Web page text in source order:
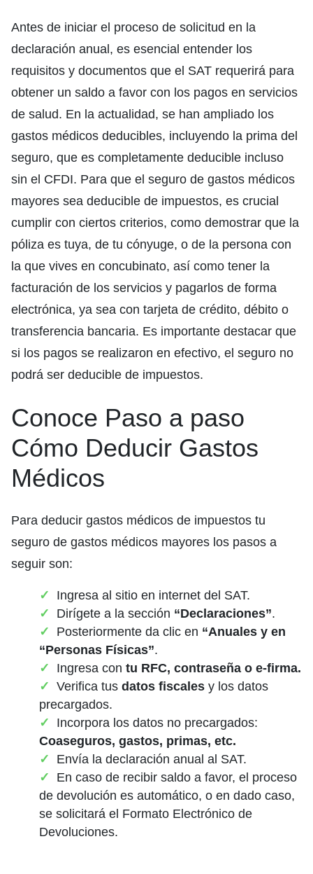
Antes de iniciar el proceso de solicitud en la
declaración anual, es esencial entender los
requisitos y documentos que el SAT requerirá para
obtener un saldo a favor con los pagos en servicios
de salud. En la actualidad, se han ampliado los
gastos médicos deducibles, incluyendo la prima del
seguro, que es completamente deducible incluso
sin el CFDI. Para que el seguro de gastos médicos
mayores sea deducible de impuestos, es crucial
cumplir con ciertos criterios, como demostrar que la
póliza es tuya, de tu cónyuge, o de la persona con
la que vives en concubinato, así como tener la
facturación de los servicios y pagarlos de forma
electrónica, ya sea con tarjeta de crédito, débito o
transferencia bancaria. Es importante destacar que
si los pagos se realizaron en efectivo, el seguro no
podrá ser deducible de impuestos.
Conoce Paso a paso
Cómo Deducir Gastos
Médicos
Para deducir gastos médicos de impuestos tu
seguro de gastos médicos mayores los pasos a
seguir son:
Ingresa al sitio en internet del SAT.
Dirígete a la sección “Declaraciones”.
Posteriormente da clic en “Anuales y en
“Personas Físicas”.
Ingresa con tu RFC, contraseña o e-firma.
Verifica tus datos fiscales y los datos
precargados.
Incorpora los datos no precargados:
Coaseguros, gastos, primas, etc.
Envía la declaración anual al SAT.
En caso de recibir saldo a favor, el proceso
de devolución es automático, o en dado caso,
se solicitará el Formato Electrónico de
Devoluciones.